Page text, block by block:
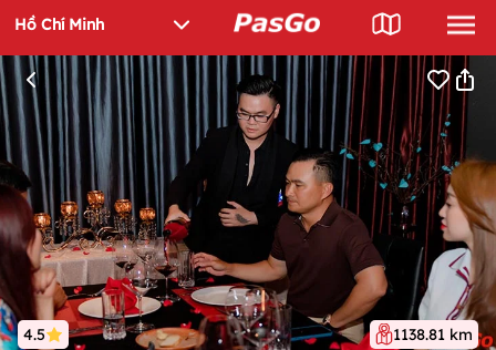
4.5 1138.81 km